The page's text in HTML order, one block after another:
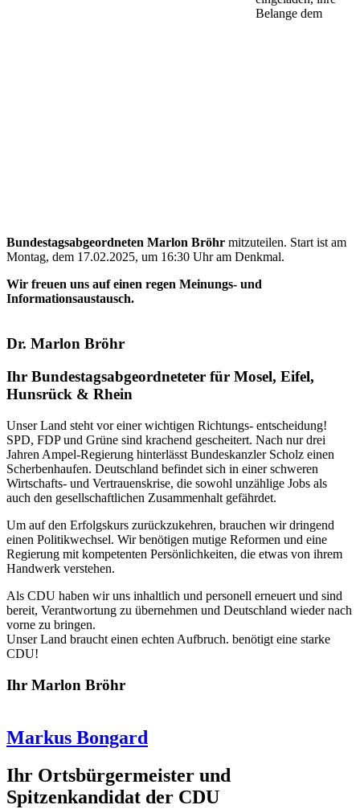
Belange dem
Bundestagsabgeordneten Marlon Bröhr mitzuteilen. Start ist am
Montag, dem 17.02.2025, um 16:30 Uhr am Denkmal.
Wir freuen uns auf einen regen Meinungs- und
Informationsaustausch.
Dr. Marlon Bröhr
Ihr Bundestagsabgeordneteter für Mosel, Eifel,
Hunsrück & Rhein
Unser Land steht vor einer wichtigen Richtungs- entscheidung!
SPD, FDP und Grüne sind krachend gescheitert. Nach nur drei
Jahren Ampel-Regierung hinterlässt Bundeskanzler Scholz einen
Scherbenhaufen. Deutschland befindet sich in einer schweren
Wirtschafts- und Vertrauenskrise, die sowohl unzählige Jobs als
auch den gesellschaftlichen Zusammenhalt gefährdet.
Um auf den Erfolgskurs zurückzukehren, brauchen wir dringend
einen Politikwechsel. Wir benötigen mutige Reformen und eine
Regierung mit kompetenten Persönlichkeiten, die etwas von ihrem
Handwerk verstehen.
Als CDU haben wir uns inhaltlich und personell erneuert und sind
bereit, Verantwortung zu übernehmen und Deutschland wieder nach
vorne zu bringen.
Unser Land braucht einen echten Aufbruch. benötigt eine starke
CDU!
Ihr Marlon Bröhr
Markus Bongard
Ihr Ortsbürgermeister und
Spitzenkandidat der CDU